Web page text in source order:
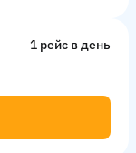
1 рейс в день